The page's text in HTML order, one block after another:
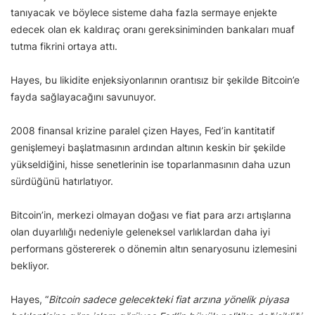
tanıyacak ve böylece sisteme daha fazla sermaye enjekte
edecek olan ek kaldıraç oranı gereksiniminden bankaları muaf
tutma fikrini ortaya attı.
Hayes, bu likidite enjeksiyonlarının orantısız bir şekilde Bitcoin’e
fayda sağlayacağını savunuyor.
2008 finansal krizine paralel çizen Hayes, Fed’in kantitatif
genişlemeyi başlatmasının ardından altının keskin bir şekilde
yükseldiğini, hisse senetlerinin ise toparlanmasının daha uzun
sürdüğünü hatırlatıyor.
Bitcoin’in, merkezi olmayan doğası ve fiat para arzı artışlarına
olan duyarlılığı nedeniyle geleneksel varlıklardan daha iyi
performans göstererek o dönemin altın senaryosunu izlemesini
bekliyor.
Hayes, “Bitcoin sadece gelecekteki fiat arzına yönelik piyasa